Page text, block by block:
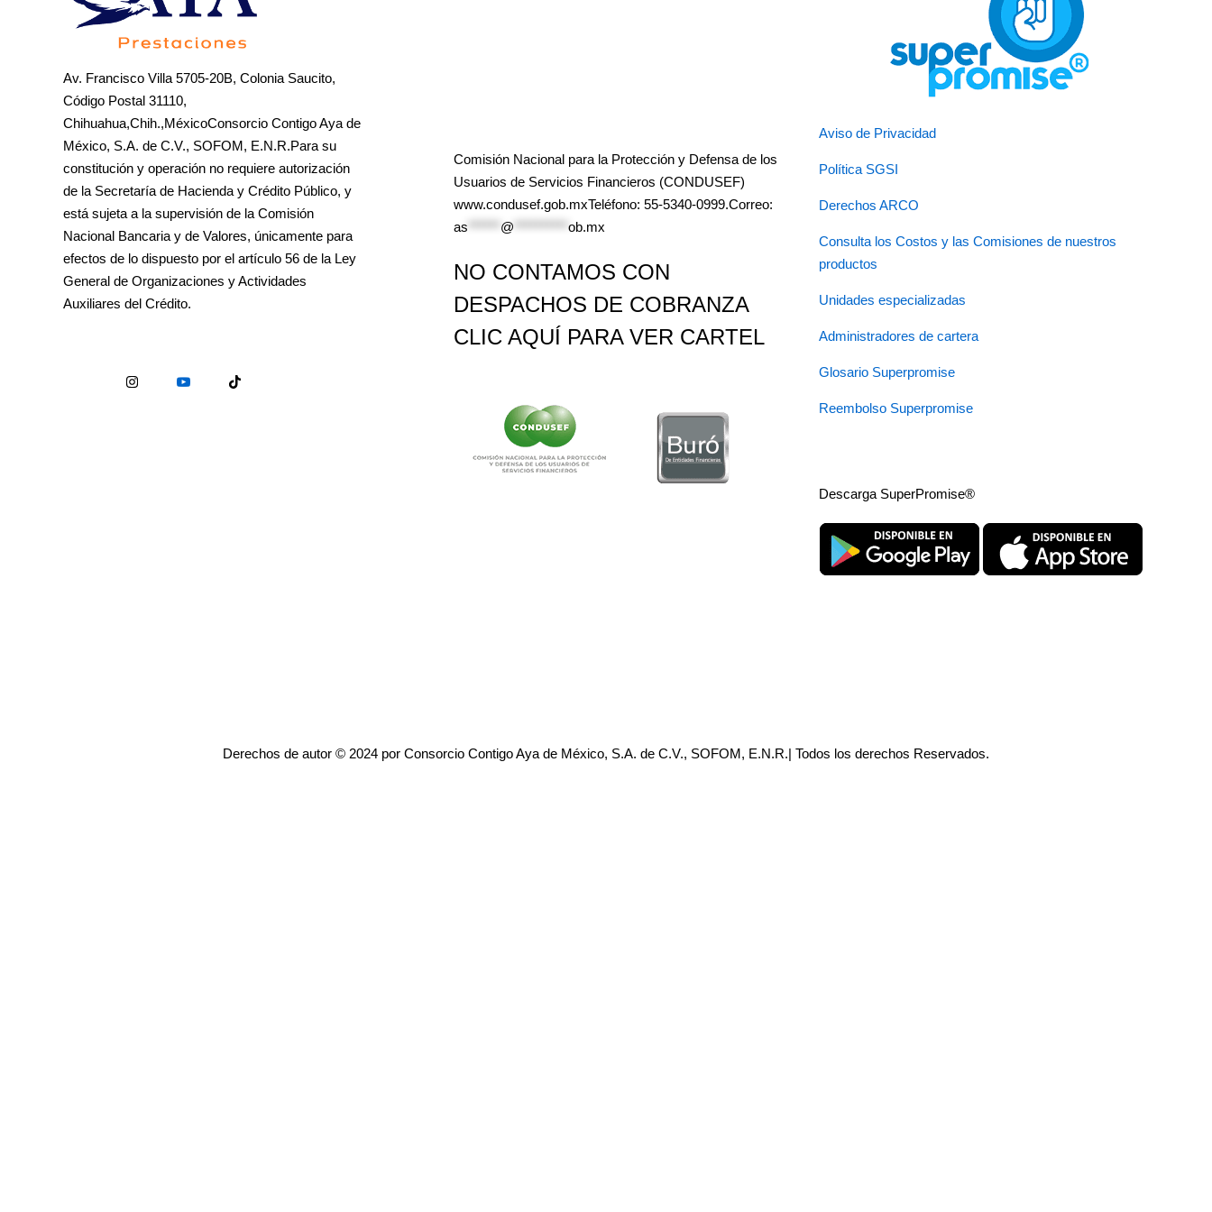
Av. Francisco Villa 5705-20B, Colonia Saucito,
Código Postal 31110,
Chihuahua,Chih.,MéxicoConsorcio Contigo Aya de
México, S.A. de C.V., SOFOM, E.N.R.Para su
constitución y operación no requiere autorización
de la Secretaría de Hacienda y Crédito Público, y
está sujeta a la supervisión de la Comisión
Nacional Bancaria y de Valores, únicamente para
efectos de lo dispuesto por el artículo 56 de la Ley
General de Organizaciones y Actividades
Auxiliares del Crédito.
Comisión Nacional para la Protección y Defensa de los
Usuarios de Servicios Financieros (CONDUSEF)
www.condusef.gob.mxTeléfono: 55-5340-0999.Correo:
as
@ ob.mx
NO CONTAMOS CON
DESPACHOS DE COBRANZA
CLIC AQUÍ PARA VER CARTEL
Aviso de Privacidad
Política SGSI
Derechos ARCO
Consulta los Costos y las Comisiones de nuestros
productos
Unidades especializadas
Administradores de cartera
Glosario Superpromise
Reembolso Superpromise
Descarga SuperPromise®
Derechos de autor © 2024 por Consorcio Contigo Aya de México, S.A. de C.V., SOFOM, E.N.R.| Todos los derechos Reservados.